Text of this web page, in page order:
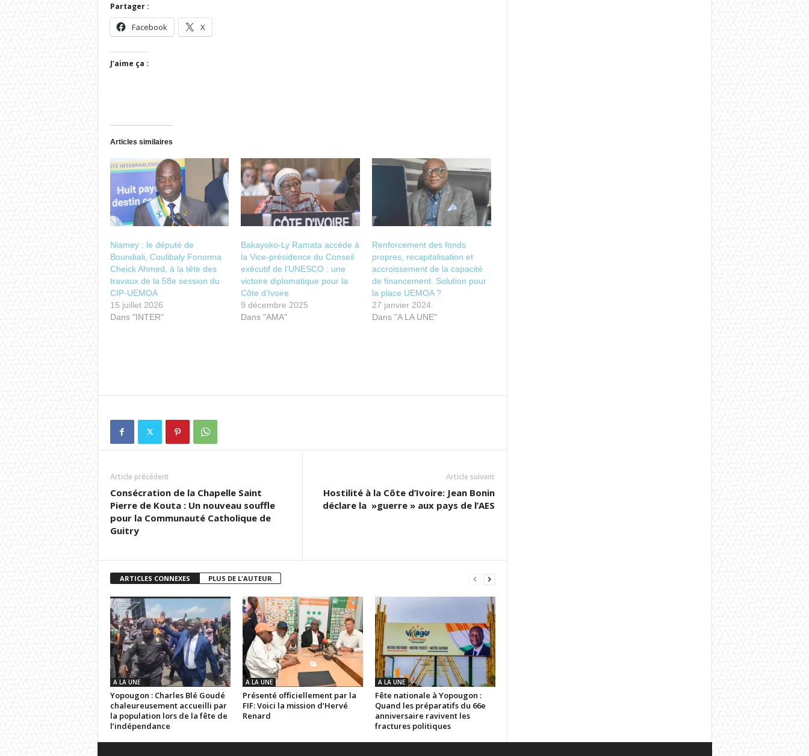
Partager :
Facebook X
J’aime ça :
Articles similaires
Niamey : le député de
Boundiali, Coulibaly Fononna
Cheick Ahmed, à la tête des
travaux de la 58e session du
CIP-UEMOA
15 juillet 2026
Dans "INTER"
Bakayoko-Ly Ramata accède à
la Vice-présidence du Conseil
exécutif de l’UNESCO : une
victoire diplomatique pour la
Côte d’Ivoire
9 décembre 2025
Dans "AMA"
Renforcement des fonds
propres, recapitalisation et
accroissement de la capacité
de financement. Solution pour
la place UEMOA ?
27 janvier 2024
Dans "A LA UNE"
Article précédent
Consécration de la Chapelle Saint
Pierre de Kouta : Un nouveau souffle
pour la Communauté Catholique de
Guitry
Article suivant
Hostilité à la Côte d’Ivoire: Jean Bonin
déclare la »guerre » aux pays de l’AES
ARTICLES CONNEXES PLUS DE L'AUTEUR
A LA UNE
Yopougon : Charles Blé Goudé
chaleureusement accueilli par
la population lors de la fête de
l’indépendance
A LA UNE
Présenté officiellement par la
FIF: Voici la mission d’Hervé
Renard
A LA UNE
Fête nationale à Yopougon :
Quand les préparatifs du 66e
anniversaire ravivent les
fractures politiques